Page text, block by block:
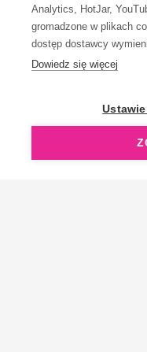
Analytics, HotJar,
gromadzone w plikach
dostęp dostawcy
Dowiedz się więcej
OpenGift